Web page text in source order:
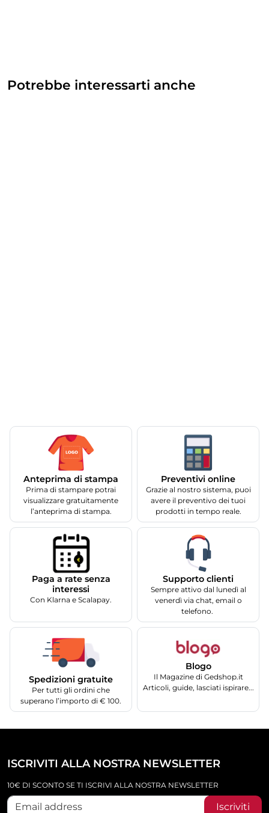
Potrebbe interessarti anche
Anteprima di stampa
Prima di stampare potrai
visualizzare gratuitamente
l’anteprima di stampa.
Preventivi online
Grazie al nostro sistema, puoi
avere il preventivo dei tuoi
prodotti in tempo reale.
Paga a rate senza
interessi
Con Klarna e Scalapay.
Supporto clienti
Sempre attivo dal lunedì al
venerdì via chat, email o
telefono.
Spedizioni gratuite
Per tutti gli ordini che
superano l’importo di € 100.
Blogo
Il Magazine di Gedshop.it
Articoli, guide, lasciati ispirare...
ISCRIVITI ALLA NOSTRA NEWSLETTER
10€ DI SCONTO SE TI ISCRIVI ALLA NOSTRA NEWSLETTER
Iscriviti